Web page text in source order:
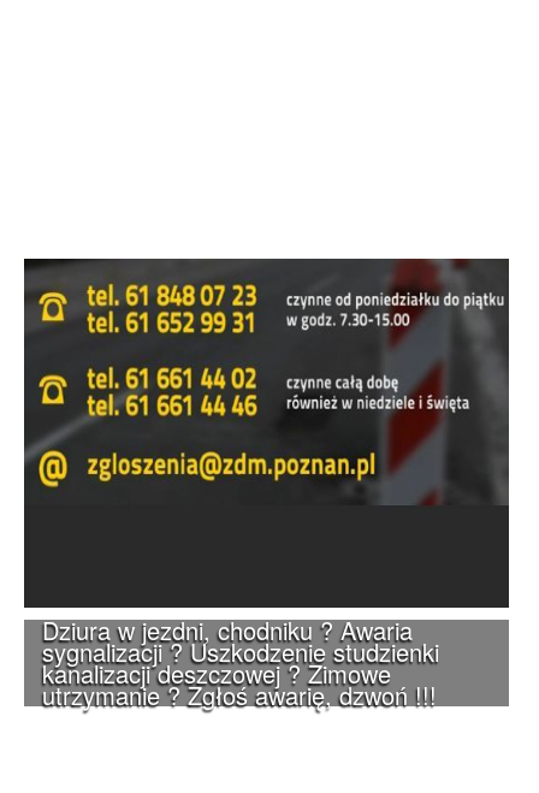
Dziura w jezdni, chodniku ? Awaria
sygnalizacji ? Uszkodzenie studzienki
kanalizacji deszczowej ? Zimowe
utrzymanie ? Zgłoś awarię, dzwoń !!!